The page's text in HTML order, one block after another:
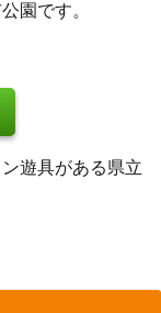
園です。
遊具がある県立